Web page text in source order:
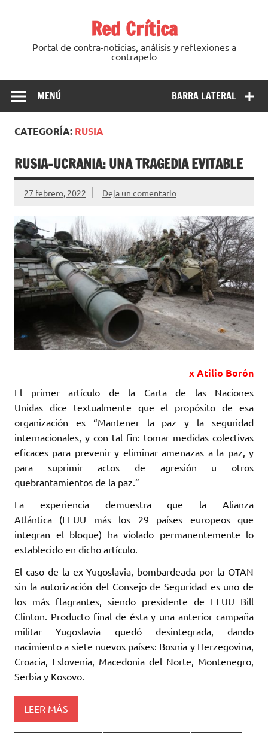
Red Crítica
Portal de contra-noticias, análisis y reflexiones a
contrapelo
BARRA LATERAL
MENÚ
CATEGORÍA: RUSIA
RUSIA-UCRANIA: UNA TRAGEDIA EVITABLE
27 febrero, 2022 Deja un comentario
x Atilio Borón
El primer artículo de la Carta de las Naciones
Unidas dice textualmente que el propósito de esa
organización es “Mantener la paz y la seguridad
internacionales, y con tal fin: tomar medidas colectivas
eficaces para prevenir y eliminar amenazas a la paz, y
para suprimir actos de agresión u otros
quebrantamientos de la paz.”
La experiencia demuestra que la Alianza
Atlántica (EEUU más los 29 países europeos que
integran el bloque) ha violado permanentemente lo
establecido en dicho artículo.
El caso de la ex Yugoslavia, bombardeada por la OTAN
sin la autorización del Consejo de Seguridad es uno de
los más flagrantes, siendo presidente de EEUU Bill
Clinton. Producto final de ésta y una anterior campaña
militar Yugoslavia quedó desintegrada, dando
nacimiento a siete nuevos países: Bosnia y Herzegovina,
Croacia, Eslovenia, Macedonia del Norte, Montenegro,
Serbia y Kosovo.
LEER MÁS